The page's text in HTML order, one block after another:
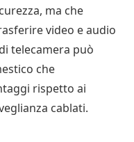
ma che
video e audio
telecamera può
che
rispetto ai
cablati.